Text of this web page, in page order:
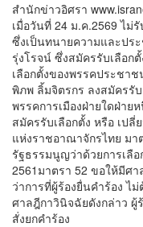
สำนักข่าวอิศรา
เมื่อวันที่ 24 ม.ค.2569 ไม่
ซึ่งเป็นทนายความและปร
รุ่งโรจน์ ซึ่งสมัครรับเลือก
เลือกตั้งของพรรคประชา
พิภพ ลิ้มจิตรกร ลงสมัครรั
พรรคการเมืองฝ่ายใดฝ่าย
สมัครรับเลือกตั้ง หรือ เป
แห่งราชอาณาจักรไทย ม
รัฐธรรมนูญว่าด้วยการเลื
2561มาตรา 52 ขอให้มีศ
ว่าการที่ผู้ร้องยื่นคําร้อง
ศาลฎีกาวินิจฉัยดังกล่าว ผู้
สั่งยกคำร้อง